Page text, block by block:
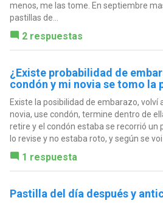
menos, me las tome. En septiembre
pastillas de...
2 respuestas
¿Existe probabilidad de
condón y mi novia se tomo la
Existe la posibilidad de embarazo, volví
novia, use condón, termine dentro de
retire y el condón estaba se recorrió un
lo revise y no estaba roto, y según se voi
1 respuesta
Pastilla del día después y